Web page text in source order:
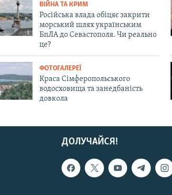
ВІЙНА ТА КРИМ
Російська влада обіцяє закрити
морський шлях українським
БпЛА до Севастополя. Чи реально
це?
ФОТОГАЛЕРЕЇ
Краса Сімферопольського
водосховища та занедбаність
довкола
ДОЛУЧАЙСЯ!